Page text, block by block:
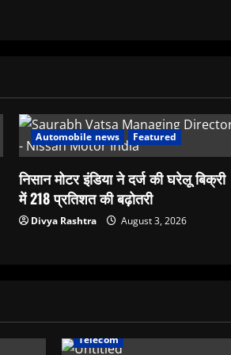
Automobile news Featured
निसान मोटर इंडिया ने दर्ज की घरेलू बिक्री
में 218 प्रतिशत की बढ़ोतरी
Divya Rashtra August 3, 2026
Telecom